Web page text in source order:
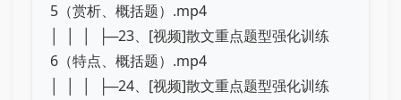
5（赏析、概括题）.mp4
│ │ │ ├─23、[视频]散文重点题型强化训练
6（特点、概括题）.mp4
│ │ │ ├─24、[视频]散文重点题型强化训练